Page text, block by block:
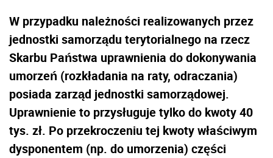
W przypadku należności realizowanych przez
jednostki samorządu terytorialnego na rzecz
Skarbu Państwa uprawnienia do dokonywania
umorzeń (rozkładania na raty, odraczania)
posiada zarząd jednostki samorządowej.
Uprawnienie to przysługuje tylko do kwoty 40
tys. zł. Po przekroczeniu tej kwoty właściwym
dysponentem (np. do umorzenia) części